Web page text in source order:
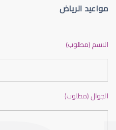
مواعيد الرياض
الاسم (مطلوب)
الجوال (مطلوب)